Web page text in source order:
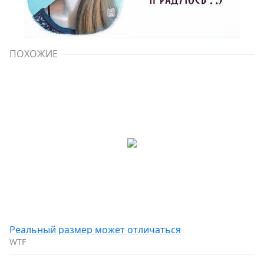
ПОХОЖИЕ
Реальный размер может отличаться
WTF